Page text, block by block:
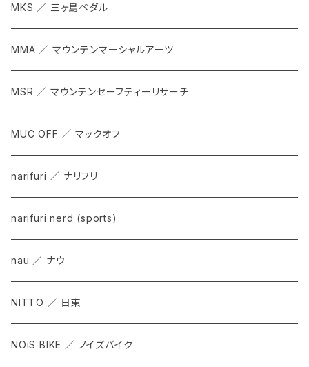
MKS ／ 三ヶ島ペダル
MMA ／ マウンテンマーシャルアーツ
MSR ／ マウンテンセーフティーリサーチ
MUC OFF ／ マックオフ
narifuri ／ ナリフリ
narifuri nerd (sports)
nau ／ ナウ
NITTO ／ 日東
NOiS BIKE ／ ノイズバイク